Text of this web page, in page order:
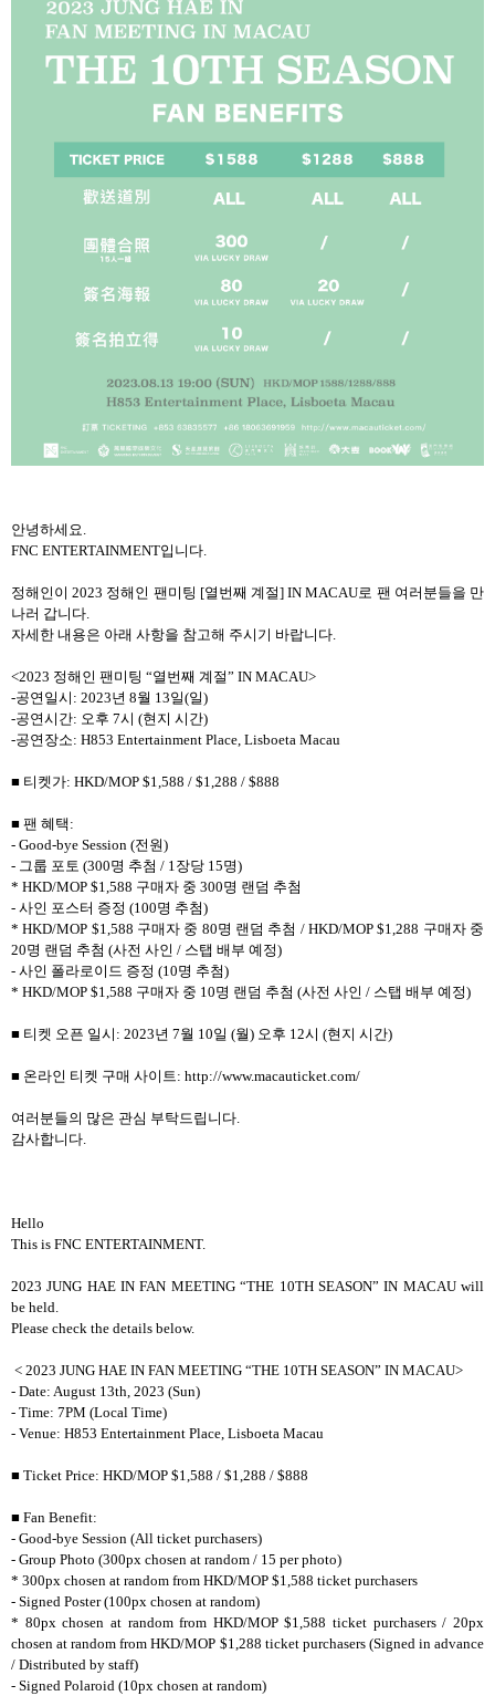
안녕하세요.
FNC ENTERTAINMENT입니다.
정해인이 2023 정해인 팬미팅 [열번째 계절] IN MACAU로 팬 여러분들을 만
나러 갑니다.
자세한 내용은 아래 사항을 참고해 주시기 바랍니다.
<2023 정해인 팬미팅 “열번째 계절” IN MACAU>
-공연일시: 2023년 8월 13일(일)
-공연시간: 오후 7시 (현지 시간)
-공연장소: H853 Entertainment Place, Lisboeta Macau
■ 티켓가: HKD/MOP $1,588 / $1,288 / $888
■ 팬 혜택:
- Good-bye Session (전원)
- 그룹 포토 (300명 추첨 / 1장당 15명)
* HKD/MOP $1,588 구매자 중 300명 랜덤 추첨
- 사인 포스터 증정 (100명 추첨)
* HKD/MOP $1,588 구매자 중 80명 랜덤 추첨 / HKD/MOP $1,288 구매자 중
20명 랜덤 추첨 (사전 사인 / 스탭 배부 예정)
- 사인 폴라로이드 증정 (10명 추첨)
* HKD/MOP $1,588 구매자 중 10명 랜덤 추첨 (사전 사인 / 스탭 배부 예정)
■ 티켓 오픈 일시: 2023년 7월 10일 (월) 오후 12시 (현지 시간)
■ 온라인 티켓 구매 사이트: http://www.macauticket.com/
여러분들의 많은 관심 부탁드립니다.
감사합니다.
Hello
This is FNC ENTERTAINMENT.
2023 JUNG HAE IN FAN MEETING “THE 10TH SEASON” IN MACAU will
be held.
Please check the details below.
< 2023 JUNG HAE IN FAN MEETING “THE 10TH SEASON” IN MACAU>
- Date: August 13th, 2023 (Sun)
- Time: 7PM (Local Time)
- Venue: H853 Entertainment Place, Lisboeta Macau
■ Ticket Price: HKD/MOP $1,588 / $1,288 / $888
■ Fan Benefit:
- Good-bye Session (All ticket purchasers)
- Group Photo (300px chosen at random / 15 per photo)
* 300px chosen at random from HKD/MOP $1,588 ticket purchasers
- Signed Poster (100px chosen at random)
* 80px chosen at random from HKD/MOP $1,588 ticket purchasers / 20px
chosen at random from HKD/MOP $1,288 ticket purchasers (Signed in advance
/ Distributed by staff)
- Signed Polaroid (10px chosen at random)